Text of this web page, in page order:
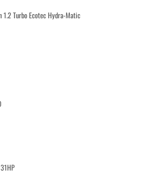
1.2 Turbo Ecotec Hydra-Matic